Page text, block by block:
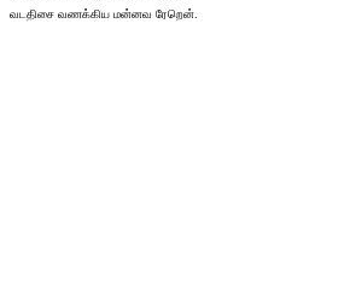
வடதிசை வணக்கிய மன்னவ ரேறென்.